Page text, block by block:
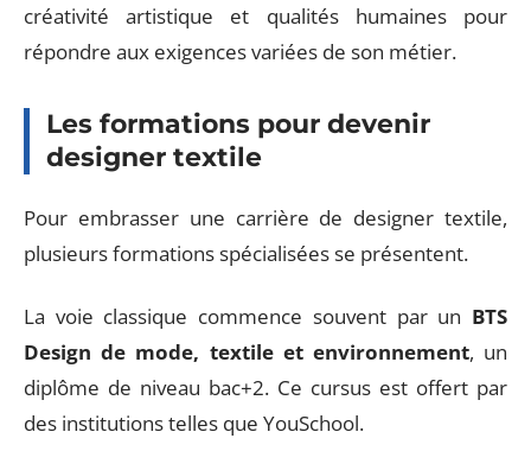
créativité artistique et qualités humaines pour
répondre aux exigences variées de son métier.
Les formations pour devenir
designer textile
Pour embrasser une carrière de designer textile,
plusieurs formations spécialisées se présentent.
La voie classique commence souvent par un BTS
Design de mode, textile et environnement, un
diplôme de niveau bac+2. Ce cursus est offert par
des institutions telles que YouSchool.